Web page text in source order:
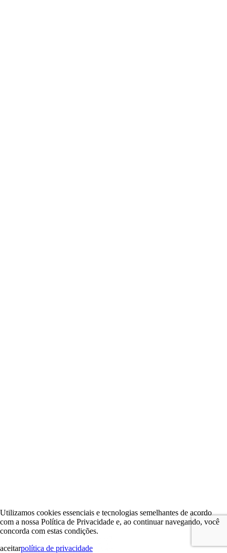
Utilizamos cookies essenciais e tecnologias semelhantes de acordo
com a nossa Política de Privacidade e, ao continuar navegando, você
concorda com estas condições.
aceitarpolítica de privacidade